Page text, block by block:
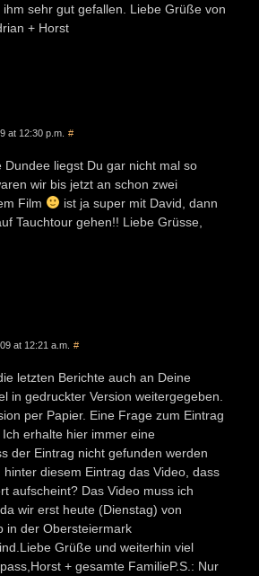
sehr gut gefallen. Liebe Grüße von
+ Horst
at 12:30 p.m. #
Dundee liegst Du gar nicht mal so
wir bis jetzt an schon zwei
Film
ist ja super mit David, dann
Tauchtour gehen!! Liebe Grüsse,
at 12:21 a.m. #
letzten Berichte auch an Deine
in gedruckter Version weitergegeben.
per Papier. Eine Frage zum Eintrag
erhalte hier immer eine
der Eintrag nicht gefunden werden
hinter diesem Eintrag das Video, dass
aufscheint? Das Video muss ich
wir erst heute (Dienstag) von
in der Obersteiermark
Grüße und weiterhin viel
+ gesamte FamilieP.S.: Nur